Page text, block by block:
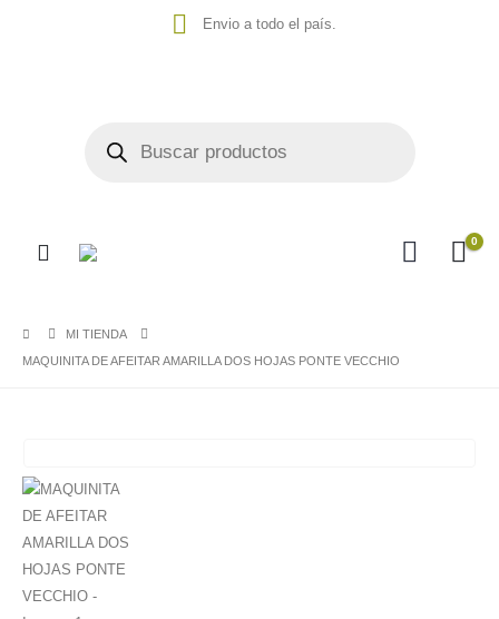
Envio a todo el país.
0
MI TIENDA
MAQUINITA DE AFEITAR AMARILLA DOS HOJAS PONTE VECCHIO